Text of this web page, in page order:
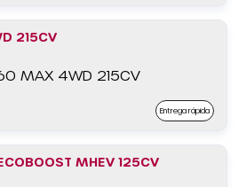
215CV
Entrega rápida
MHEV 125CV